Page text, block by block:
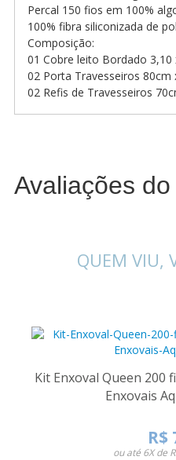
Percal 150 fios em 100%
100% fibra siliconizada de
Composição:
01 Cobre leito Bordado 3,10
02 Porta Travesseiros 80cm
02 Refis de Travesseiros
Avaliações
QUEM VIU,
Kit Enxoval Queen 200
Enxovais
R$
ou até 6X de